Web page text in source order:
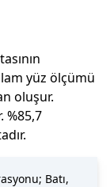
yüz ölçümü
oluşur.
. %85,7
Batı,